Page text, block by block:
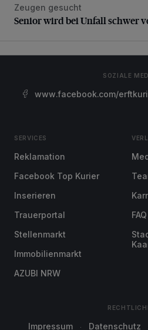
Senior wird bei Unfall schwer
Zeugen gesucht
Senior wird bei Unfall schwer
SOZIALE
www.facebook.com/
SERVICES
Reklamation
Facebook Top Kurier
Inserieren
Trauerportal
Stellenmarkt
Immobilienmarkt
AZUBI NRW
FAQ
Impressum Datenschutz